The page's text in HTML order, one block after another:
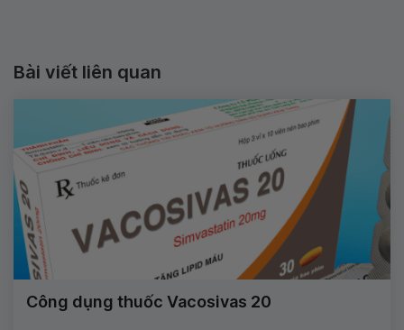
Bài viết liên quan
Công dụng thuốc Vacosivas 20